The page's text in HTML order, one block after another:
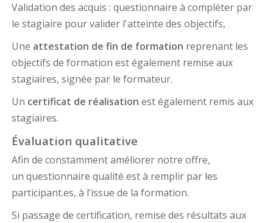
Validation des acquis : questionnaire à compléter par
le stagiaire pour valider l'atteinte des objectifs,
Une attestation de fin de formation reprenant les
objectifs de formation est également remise aux
stagiaires, signée par le formateur.
Un certificat de réalisation est également remis aux
stagiaires.
Évaluation qualitative
Afin de constamment améliorer notre offre,
un questionnaire qualité est à remplir par les
participant.es, à l’issue de la formation.
Si passage de certification, remise des résultats aux